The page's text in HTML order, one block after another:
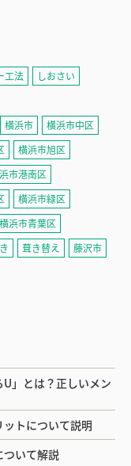
工法
しおさい
横浜市
横浜市中区
横浜市旭区
市港南区
横浜市緑区
横浜市青葉区
葺き替え 藤沢市
」とは？正しいメン
トについて説明
ついて解説